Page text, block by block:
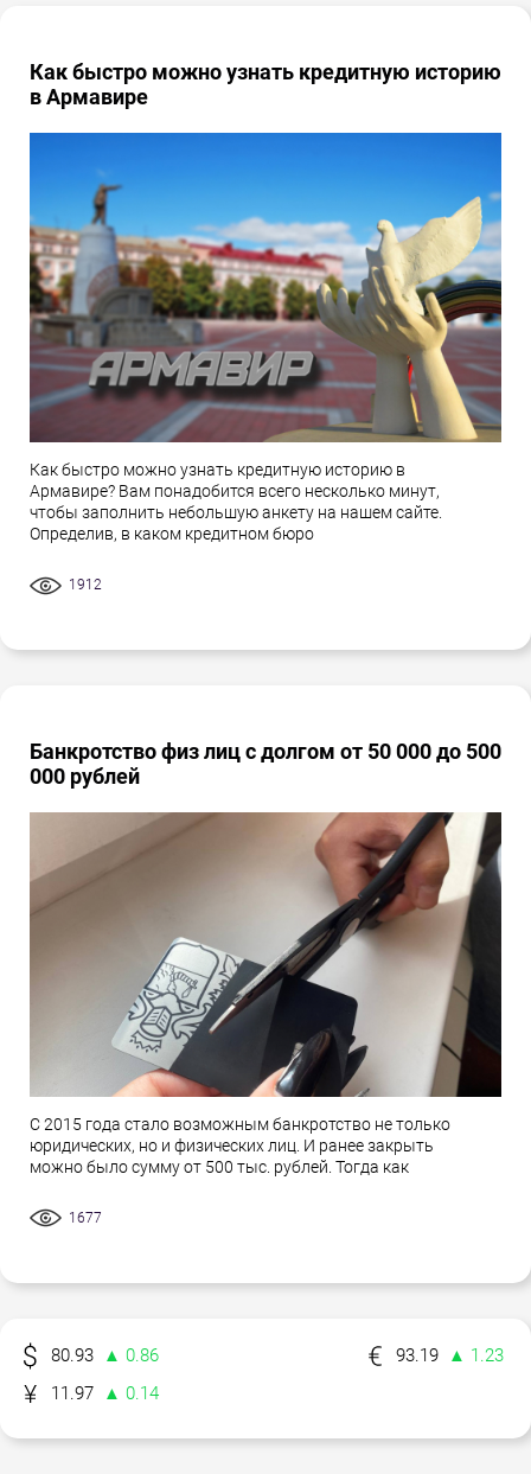
Как быстро можно узнать кредитную историю
в Армавире
Как быстро можно узнать кредитную историю в
Армавире? Вам понадобится всего несколько минут,
чтобы заполнить небольшую анкету на нашем сайте.
Определив, в каком кредитном бюро
1912
Банкротство физ лиц с долгом от 50 000 до 500
000 рублей
С 2015 года стало возможным банкротство не только
юридических, но и физических лиц. И ранее закрыть
можно было сумму от 500 тыс. рублей. Тогда как
1677
80.93 ▲ 0.86 93.19
▲ 1.23
11.97
▲ 0.14